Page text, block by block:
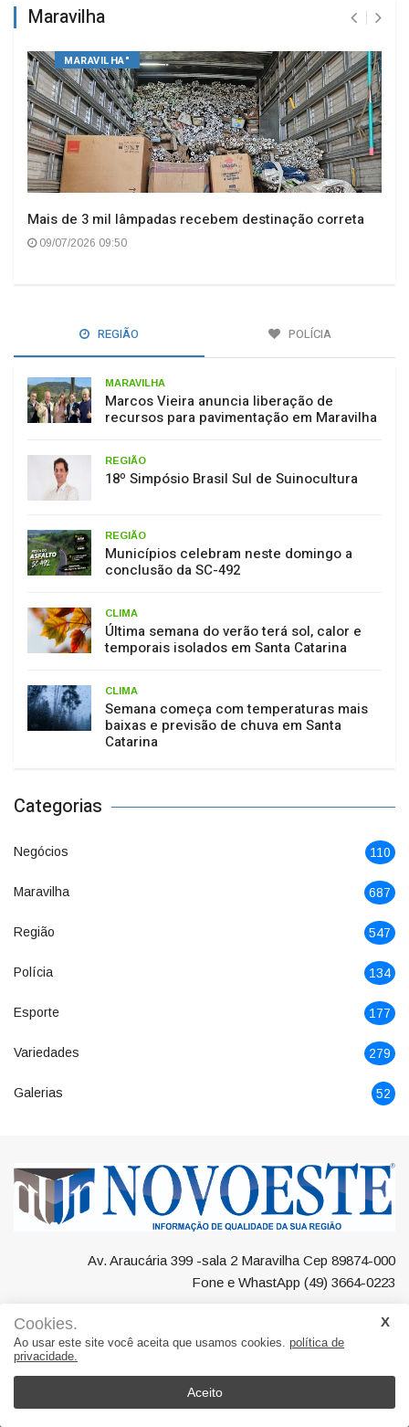
Maravilha
MARAVILHA"
Mais de 3 mil lâmpadas recebem destinação correta
09/07/2026 09:50
REGIÃO POLÍCIA
MARAVILHA
Marcos Vieira anuncia liberação de
recursos para pavimentação em Maravilha
REGIÃO
18º Simpósio Brasil Sul de Suinocultura
REGIÃO
Municípios celebram neste domingo a
conclusão da SC-492
CLIMA
Última semana do verão terá sol, calor e
temporais isolados em Santa Catarina
CLIMA
Semana começa com temperaturas mais
baixas e previsão de chuva em Santa
Catarina
Categorias
Negócios 110
Maravilha 687
Região 547
Polícia 134
Esporte 177
Variedades 279
Galerias 52
Av. Araucária 399 -sala 2 Maravilha Cep 89874-000
Fone e WhastApp (49) 3664-0223
Negócios
Cookies.
Ao usar este site você aceita que usamos cookies. política de
privacidade.
Aceito